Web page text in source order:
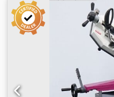
corte 20 - 70 m/min
continuamente Dodpoxc
esquadria - em ambos
Frequência 50 Hz
máquina aprox. 0,7 t
Sistema de refrigeração,